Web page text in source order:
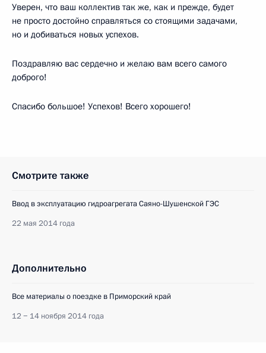
Уверен, что ваш коллектив так же, как и прежде, будет
не просто достойно справляться со стоящими задачами,
но и добиваться новых успехов.
Поздравляю вас сердечно и желаю вам всего самого
доброго!
Спасибо большое! Успехов! Всего хорошего!
Смотрите также
Ввод в эксплуатацию гидроагрегата Саяно-Шушенской ГЭС
22 мая 2014 года
Дополнительно
Все материалы о поездке в Приморский край
12 − 14 ноября 2014 года